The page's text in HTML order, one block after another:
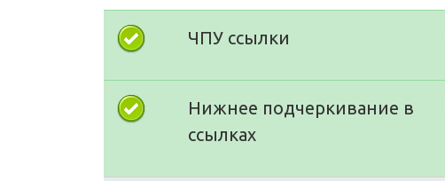
ЧПУ ссылки
Нижнее подчеркивание в
ссылках